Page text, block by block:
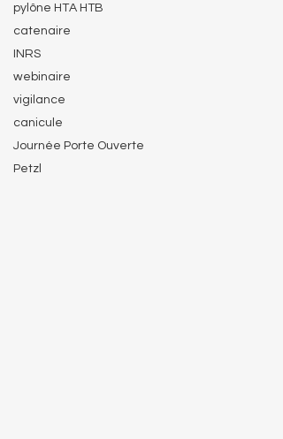
pylône HTA HTB
catenaire
INRS
webinaire
vigilance
canicule
Journée Porte Ouverte
Petzl